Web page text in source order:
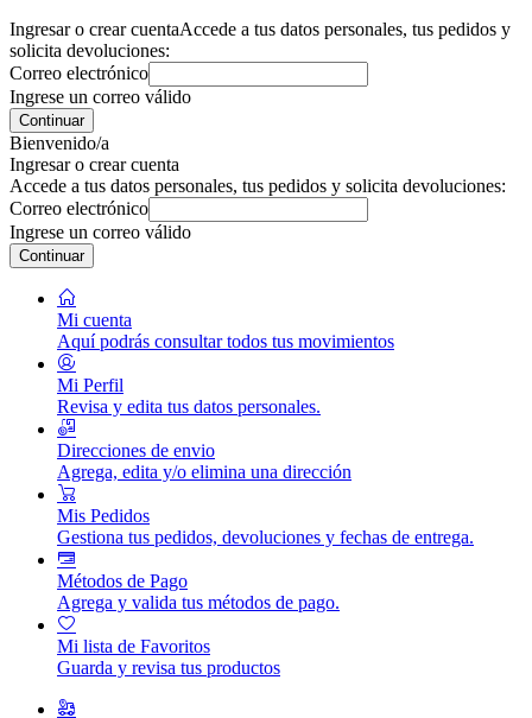
Ingresar o crear cuentaAccede a tus datos personales, tus pedidos y
solicita devoluciones:
Correo electrónico
Ingrese un correo válido
Continuar
Bienvenido/a
Ingresar o crear cuenta
Accede a tus datos personales, tus pedidos y solicita devoluciones:
Correo electrónico
Ingrese un correo válido
Continuar
Mi cuenta
Aquí podrás consultar todos tus movimientos
Mi Perfil
Revisa y edita tus datos personales.
Direcciones de envio
Agrega, edita y/o elimina una dirección
Mis Pedidos
Gestiona tus pedidos, devoluciones y fechas de entrega.
Métodos de Pago
Agrega y valida tus métodos de pago.
Mi lista de Favoritos
Guarda y revisa tus productos